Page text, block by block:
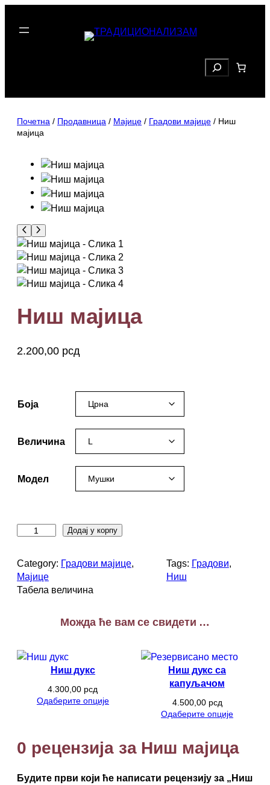
Search
Почетна / Продавница / Мајице / Градови мајице / Ниш
мајица
Ниш мајица
2.200,00 рсд
Боја
Величина
Модел
м
а
к
о
а
Додај у корпу
Category: Градови мајице
Мајице
Tags: Градови
Ниш
Табела величина
Можда ће вам се свидети …
Ниш дукс
4.300,00 рсд
Одаберите опције
Ниш дукс са
капуљачом
4.500,00 рсд
Одаберите опције
0 рецензија за Ниш мајица
Будите први који ће написати рецензију за „Ниш